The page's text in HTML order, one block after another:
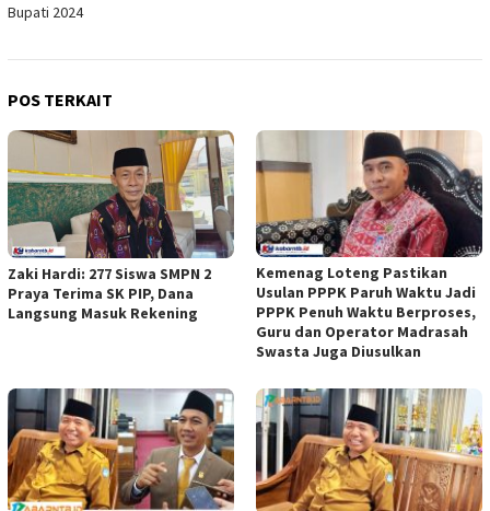
Bupati 2024
POS TERKAIT
Zaki Hardi: 277 Siswa SMPN 2
Praya Terima SK PIP, Dana
Langsung Masuk Rekening
Kemenag Loteng Pastikan
Usulan PPPK Paruh Waktu Jadi
PPPK Penuh Waktu Berproses,
Guru dan Operator Madrasah
Swasta Juga Diusulkan